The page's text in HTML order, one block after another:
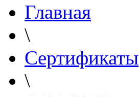
Главная
\
Сертификаты
\